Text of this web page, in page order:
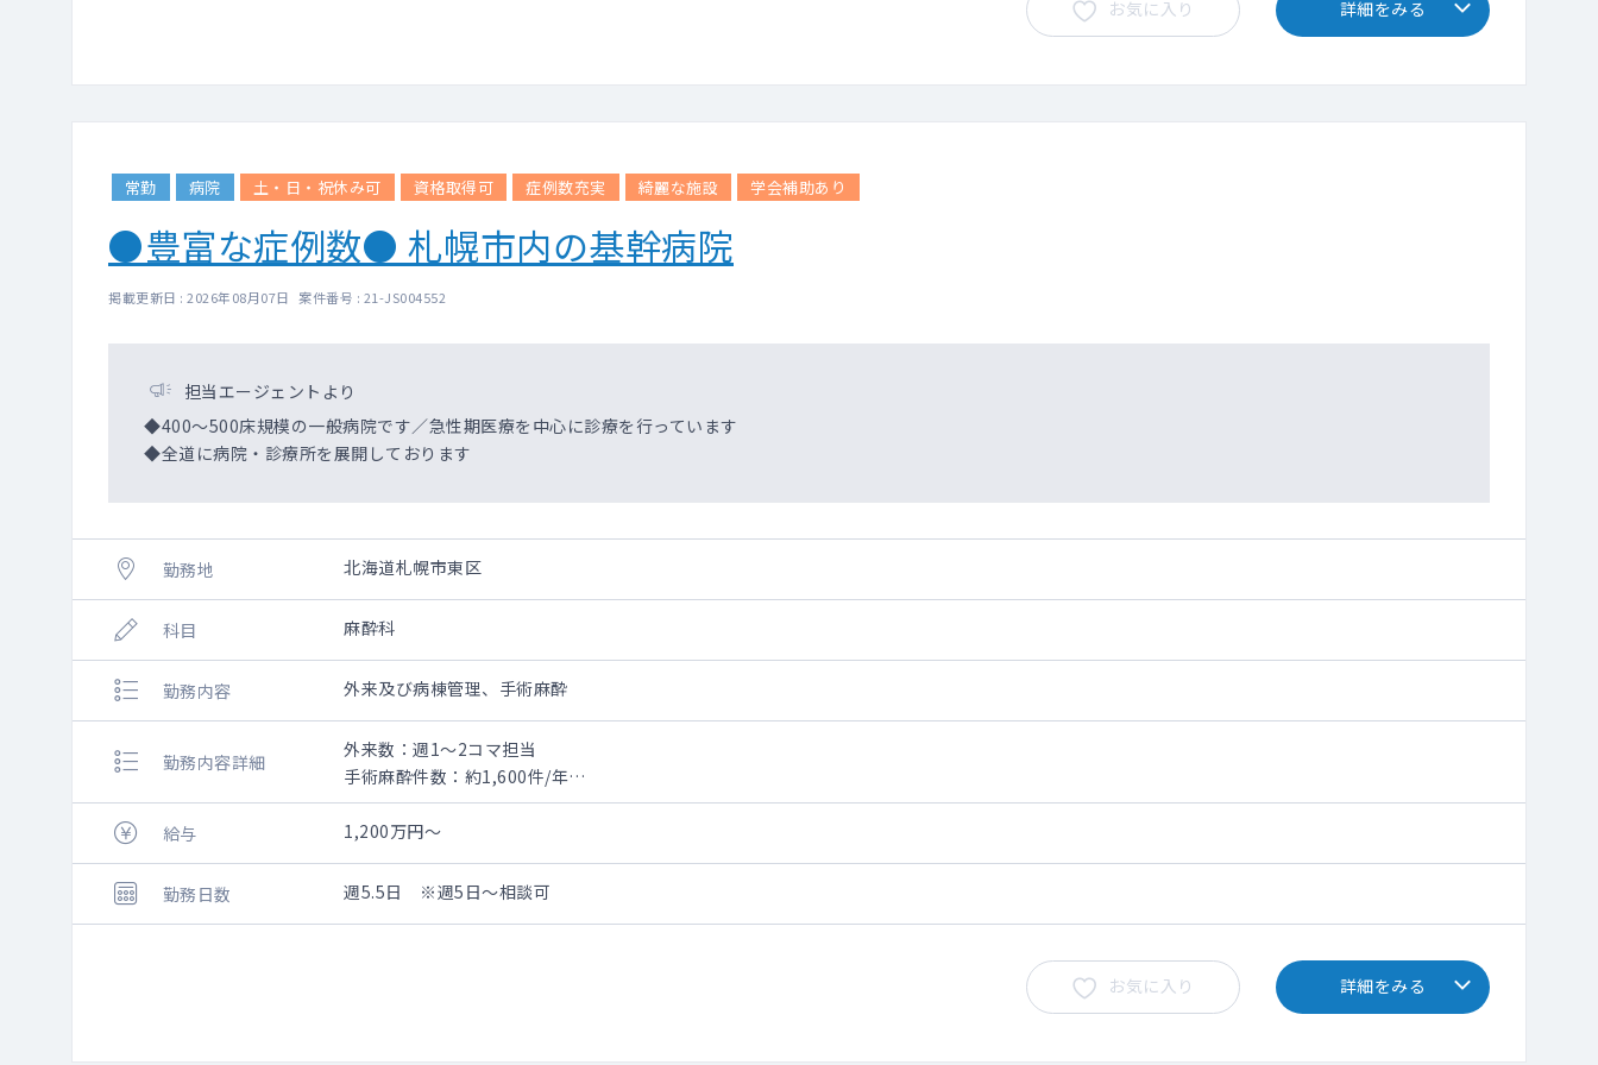
お気に入り 詳細をみる
常勤 病院 土・日・祝休み可 資格取得可 症例数充実 綺麗な施設 学会補助あり
●豊富な症例数● 札幌市内の基幹病院
掲載更新日 : 2026年08月07日 案件番号 : 21-JS004552
担当エージェントより
◆400～500床規模の一般病院です／急性期医療を中心に診療を行っています
◆全道に病院・診療所を展開しております
勤務地 北海道札幌市東区
科目 麻酔科
勤務内容 外来及び病棟管理、手術麻酔
勤務内容詳細
外来数：週1～2コマ担当
手術麻酔件数：約1,600件/年
≪勤務の内容：日勤≫
◆手術麻酔管理
・週：5～6コマ担当
・対象：手術領域：消化器外科、呼吸器外科、甲状腺・内分泌・腎・副腎外科、心臓血管外科、乳腺外科
給与 1,200万円～
勤務日数 週5.5日 ※週5日～相談可
お気に入り 詳細をみる